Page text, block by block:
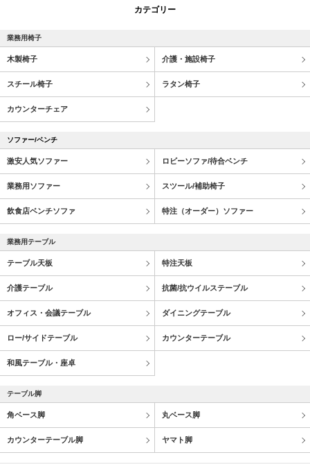
カテゴリー
業務用椅子
木製椅子 介護・施設椅子
スチール椅子 ラタン椅子
カウンターチェア
ソファー/ベンチ
激安人気ソファー ロビーソファ/待合ベンチ
業務用ソファー スツール/補助椅子
飲食店ベンチソファ 特注（オーダー）ソファー
業務用テーブル
テーブル天板 特注天板
介護テーブル 抗菌/抗ウイルステーブル
オフィス・会議テーブル ダイニングテーブル
ロー/サイドテーブル カウンターテーブル
和風テーブル・座卓
テーブル脚
角ベース脚 丸ベース脚
カウンターテーブル脚 ヤマト脚